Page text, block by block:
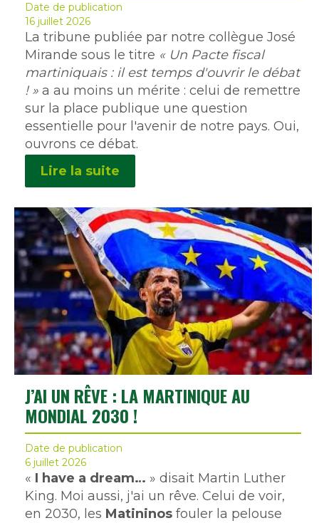
Date de publication
16 juillet 2026
La tribune publiée par notre collègue José
Mirande sous le titre « Un Pacte fiscal
martiniquais : il est temps d'ouvrir le débat
! » a au moins un mérite : celui de remettre
sur la place publique une question
essentielle pour l'avenir de notre pays. Oui,
ouvrons ce débat.
Lire la suite
J’AI UN RÊVE : LA MARTINIQUE AU
MONDIAL 2030 !
Date de publication
6 juillet 2026
« I have a dream… » disait Martin Luther
King. Moi aussi, j'ai un rêve. Celui de voir,
en 2030, les Matininos fouler la pelouse